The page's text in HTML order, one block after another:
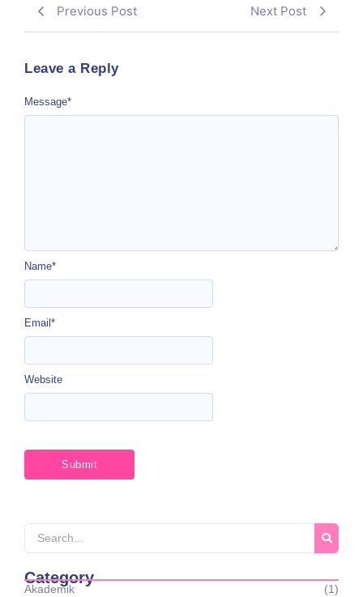
Previous Post Next Post
Leave a Reply
Message*
Name*
Email *
Website
Category
Akademik (1)